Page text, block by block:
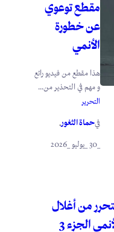
مقطع توعوي
عن خطورة
الأنمي
هذا مقطع من فيديو رائع
و مهم في التحذير من...
التحرير
فيحماة الثغور.
من أغلال
الجزء 3